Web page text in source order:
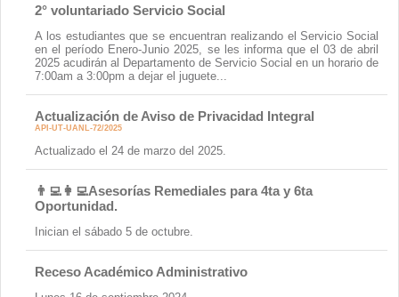
2° voluntariado Servicio Social
A los estudiantes que se encuentran realizando el Servicio Social
en el período Enero-Junio 2025, se les informa que el 03 de abril
2025 acudirán al Departamento de Servicio Social en un horario de
7:00am a 3:00pm a dejar el juguete...
Actualización de Aviso de Privacidad Integral
API-UT-UANL-72/2025
Actualizado el 24 de marzo del 2025.
👨‍💻👩‍💻Asesorías Remediales para 4ta y 6ta
Oportunidad.
Inician el sábado 5 de octubre.
Receso Académico Administrativo